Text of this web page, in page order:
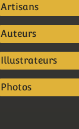
Artisans
Auteurs
Illustrateurs
Photos